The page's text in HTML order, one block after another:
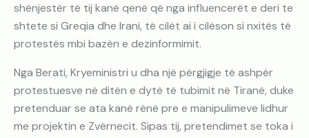
shënjestër të tij kanë qenë që nga influencerët e deri te
shtete si Greqia dhe Irani, të cilët ai i cilëson si nxitës të
protestës mbi bazën e dezinformimit.
Nga Berati, Kryeministri u dha një përgjigje të ashpër
protestuesve në ditën e dytë të tubimit në Tiranë, duke
pretenduar se ata kanë rënë pre e manipulimeve lidhur
me projektin e Zvërnecit. Sipas tij, pretendimet se toka i